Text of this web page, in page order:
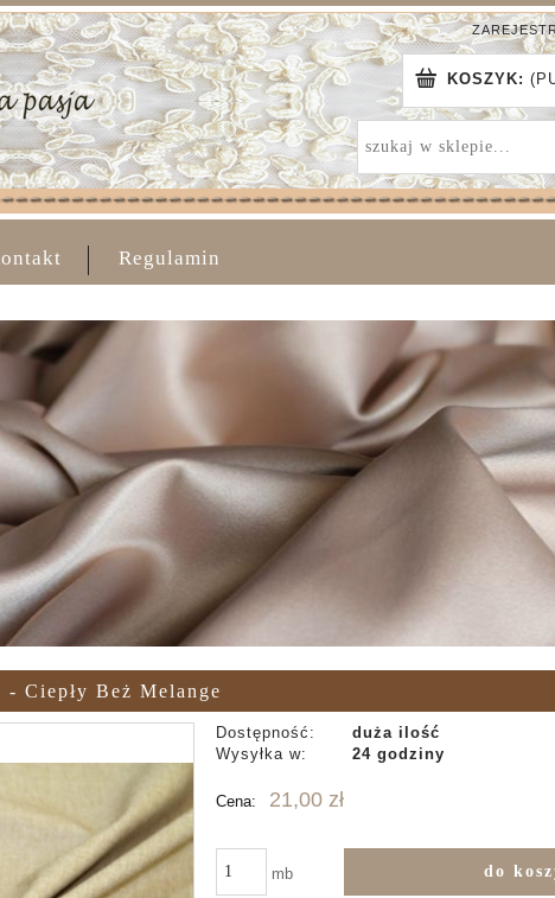
KOSZYK:
Regulamin
Ciepły Beż Melange
Dostępność:
duża ilość
Wysyłka w:
24 godziny
Cena: 21,00 zł
mb do